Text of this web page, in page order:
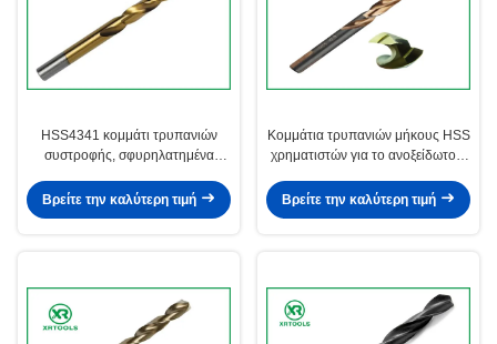
HSS4341 κομμάτι τρυπανιών
συστροφής, σφυρηλατημένα
ντυμένα κασσίτερος hss
Βρείτε την καλύτερη τιμή
Κομμάτια τρυπανιών μήκους HSS
χρηματιστών για το ανοξείδωτο 3
μετάλλων
Βρείτε την καλύτερη τιμή